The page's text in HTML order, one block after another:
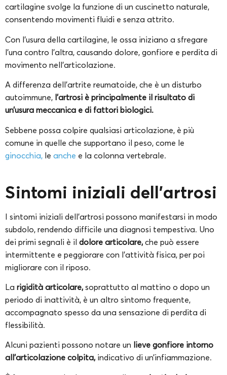
cartilagine svolge la funzione di un cuscinetto naturale,
consentendo movimenti fluidi e senza attrito.
Con l’usura della cartilagine, le ossa iniziano a sfregare
l’una contro l’altra, causando dolore, gonfiore e perdita di
movimento nell’articolazione.
A differenza dell’artrite reumatoide, che è un disturbo
autoimmune, l’artrosi è principalmente il risultato di
un’usura meccanica e di fattori biologici.
Sebbene possa colpire qualsiasi articolazione, è più
comune in quelle che supportano il peso, come le
ginocchia, le anche e la colonna vertebrale.
Sintomi iniziali dell’artrosi
I sintomi iniziali dell’artrosi possono manifestarsi in modo
subdolo, rendendo difficile una diagnosi tempestiva. Uno
dei primi segnali è il dolore articolare, che può essere
intermittente e peggiorare con l’attività fisica, per poi
migliorare con il riposo.
La rigidità articolare, soprattutto al mattino o dopo un
periodo di inattività, è un altro sintomo frequente,
accompagnato spesso da una sensazione di perdita di
flessibilità.
Alcuni pazienti possono notare un lieve gonfiore intorno
all’articolazione colpita, indicativo di un’infiammazione.